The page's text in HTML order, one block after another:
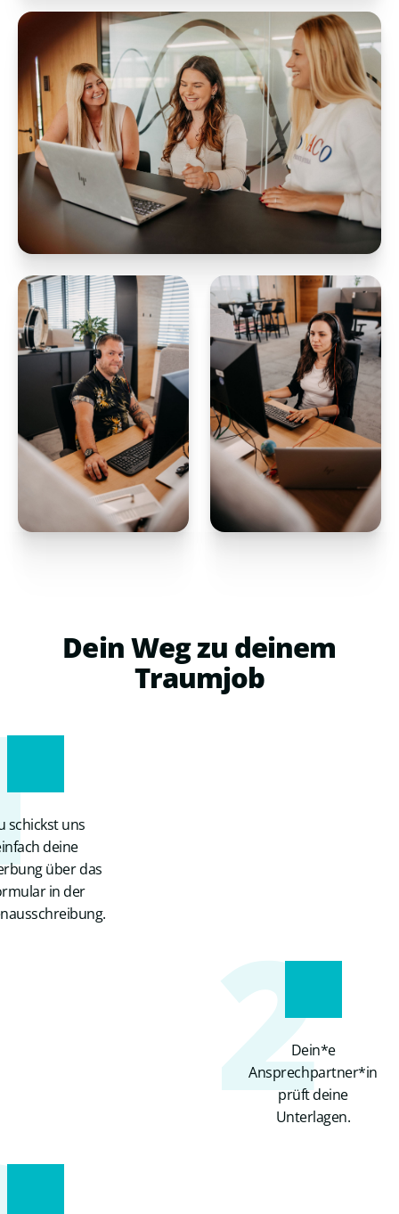
DeinWegzu deinem
Traumjob
schickst uns
deine
über das
in der
2
Dein*e
Ansprechpartner*in
prüft deine
Unterlagen.